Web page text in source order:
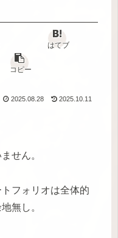
はてブ
コピー
2025.08.28 2025.10.11
せん。
フォリオは全体的
無し。